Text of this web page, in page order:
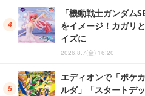
「機動戦士ガンダム
をイメージ！カガリ
イズに
2026.8.7(金) 16:20
エディオンで「ポケ
ルダ」「スタートデ